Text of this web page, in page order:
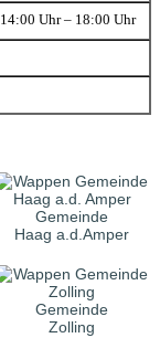
14:00 Uhr – 18:00 Uhr
Gemeinde
Haag a.d.Amper
Gemeinde
Zolling